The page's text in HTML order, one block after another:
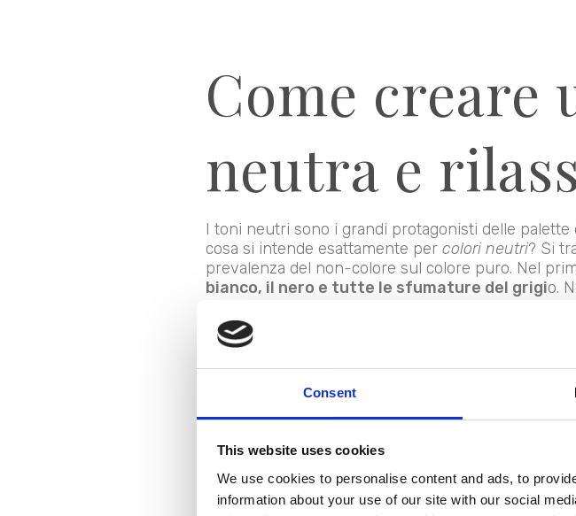
Consent
This website uses cookies
We use cookies to personalise content and ads, to
information about your use of our site with our social
Come creare
neutra e
I toni neutri sono i grandi protagonisti delle
cosa si intende esattamente per colori neutri? Si
prevalenza del non-colore sul colore puro. Nel
bianco, il nero e tutte le sfumature del grigio.
colori neutri caldi
, come l’avorio, il beige, il
marrone;
abbinate al bianco;
toni neutri polverosi, come il rosa cipria o il
Per creare la tua palette ideale di colori neutri e
preferisci e fai che una rappresenti la tonalità
desideri suscitare nella tua camera. Ami il senso